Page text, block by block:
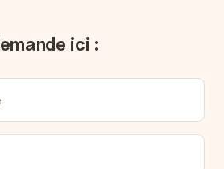
pouvez ainsi être tranquille et
ici :